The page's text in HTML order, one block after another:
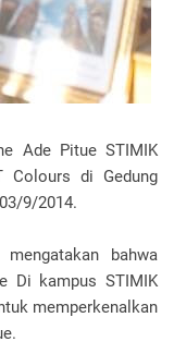
Ade Pitue STIMIK
Colours di Gedung
9/2014.
bahwa
Di kampus STIMIK
memperkenalkan